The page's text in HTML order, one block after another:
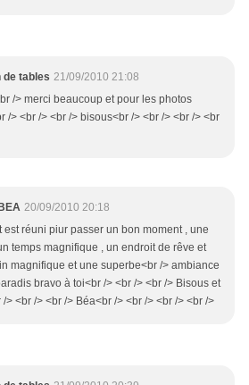
de tables 21/09/2010 21:08
/> merci beaucoup et pour les photos
/> <br /> <br /> bisous<br /> <br /> <br /> <br
20/09/2010 20:18
est réuni piur passer un bon moment , une
temps magnifique , un endroit de rêve et
magnifique et une superbe<br /> ambiance
bravo à toi<br /> <br /> <br /> Bisous et
> <br /> <br /> Béa<br /> <br /> <br /> <br />